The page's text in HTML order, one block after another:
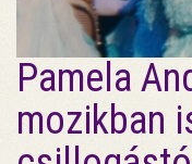
Pamela
mozikban